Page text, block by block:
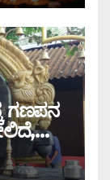
ಗಣಪನ